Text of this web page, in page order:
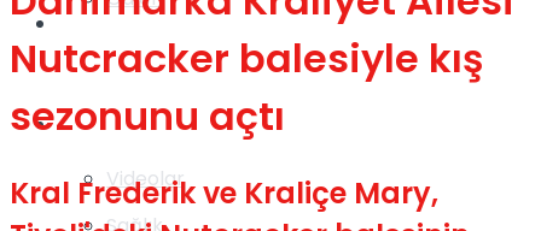
Videolar
Gündem
Yaşam
Nutcracker balesiyle kış
sezonunu açtı
Kral Frederik ve Kraliçe Mary,